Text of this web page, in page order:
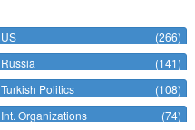
US
(266)
Russia
(141)
Turkish Politics
(108)
Int. Organizations
(74)